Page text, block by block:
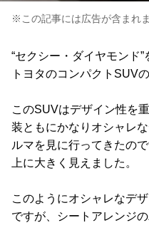
※この記事には広告が含まれ
“セクシー・ダイヤモンド
トヨタのコンパクトSUV
このSUVはデザイン性を
装ともにかなりオシャレ
ルマを見に行ってきたの
上に大きく見えました。
このようにオシャレなデ
ですが、シートアレンジ